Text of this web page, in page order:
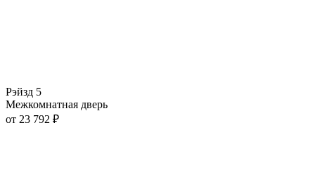
Рэйзд 5
Межкомнатная дверь
от 23 792 ₽